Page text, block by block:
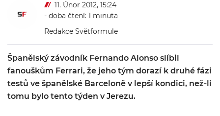
11. Únor 2012, 15:24
- doba čtení: 1 minuta
Redakce Světformule
Španělský závodník Fernando Alonso slíbil
fanouškům Ferrari, že jeho tým dorazí k druhé fázi
testů ve španělské Barceloně v lepší kondici, než-li
tomu bylo tento týden v Jerezu.